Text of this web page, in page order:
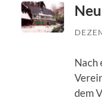
Nach
dem